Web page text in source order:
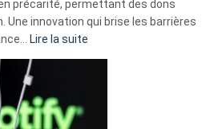
précarité, permettant des dons
Une innovation qui brise les barrières
Lire la suite